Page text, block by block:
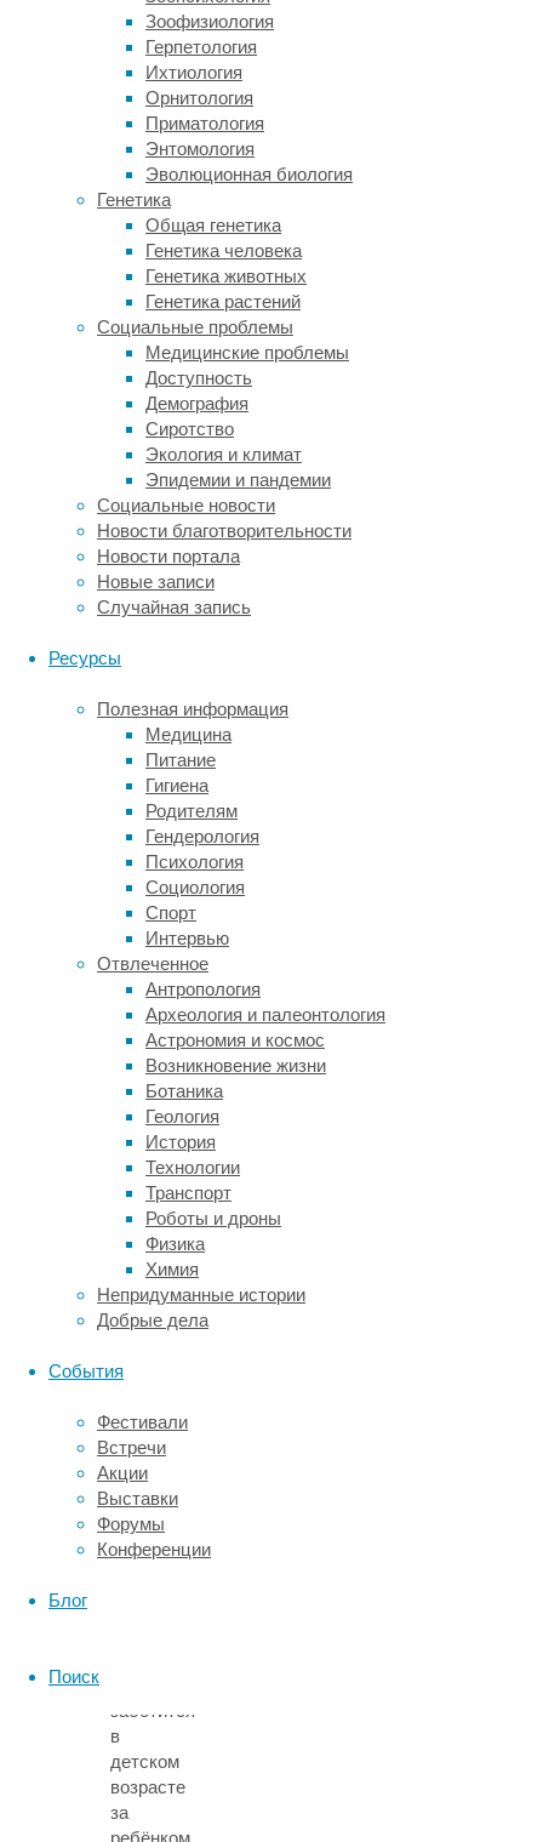
Зоофизиология
Герпетология
Ихтиология
Орнитология
Приматология
Энтомология
Эволюционная биология
Генетика
Общая генетика
Генетика человека
Генетика животных
Генетика растений
Социальные проблемы
Медицинские проблемы
Доступность
Демография
Сиротство
Экология и климат
Эпидемии и пандемии
Социальные новости
Новости благотворительности
Новости портала
Новые записи
Случайная запись
Ресурсы
Полезная информация
Медицина
Питание
Гигиена
Родителям
Гендерология
Психология
Социология
Спорт
Интервью
Отвлеченное
Антропология
Археология и палеонтология
Астрономия и космос
Возникновение жизни
Ботаника
Геология
История
Технологии
Транспорт
Роботы и дроны
Физика
Химия
Непридуманные истории
Добрые дела
События
Фестивали
Встречи
Акции
Выставки
Форумы
Конференции
Блог
Поиск
мало
понимания
того,
реагирует
мозг
ребёнка
жестокое
обращение
и
какие
конкретные
переменные
включены
данный
вид
поведения,
которые
в
последующем
к
в
более
взрослом
возрасте.
До
настоящего
времени
были
известны
две
основные
переменные,
которые
оказывают
вредное
воздействие
как
экспериментах
людьми,
так
и
на
увеличение
стресса,
особенно
глюкокортикоидов,
и
травмирующий
опыт
заботится
в
детском
возрасте
за